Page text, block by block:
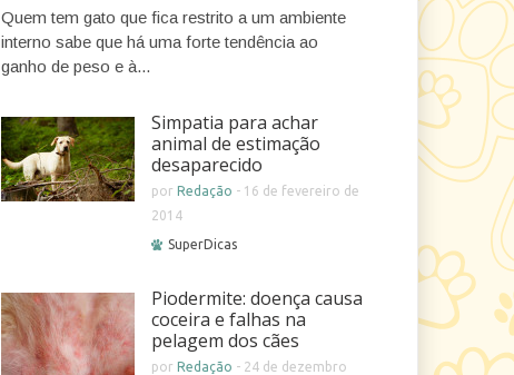
Quem tem gato que fica restrito a um ambiente
interno sabe que há uma forte tendência ao
ganho de peso e à...
Simpatia para achar
animal de estimação
desaparecido
porRedação - 16 de fevereiro de
2014
SuperDicas
Piodermite: doença causa
coceira e falhas na
pelagem dos cães
porRedação - 24 de dezembro